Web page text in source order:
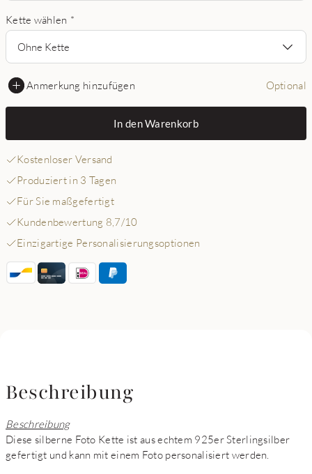
Kette wählen *
Ohne Kette
Anmerkung hinzufügen Optional
In den Warenkorb
Kostenloser Versand
Produziert in 3 Tagen
Für Sie maßgefertigt
Kundenbewertung 8,7/10
Einzigartige Personalisierungsoptionen
Beschreibung
Beschreibung
Diese silberne Foto Kette ist aus echtem 925er Sterlingsilber
gefertigt und kann mit einem Foto personalisiert werden.